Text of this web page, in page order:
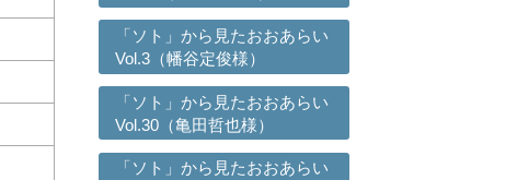
「ソト」から見たおおあらい
Vol.3（幡谷定俊様）
「ソト」から見たおおあらい
Vol.30（亀田哲也様）
「ソト」から見たおおあらい